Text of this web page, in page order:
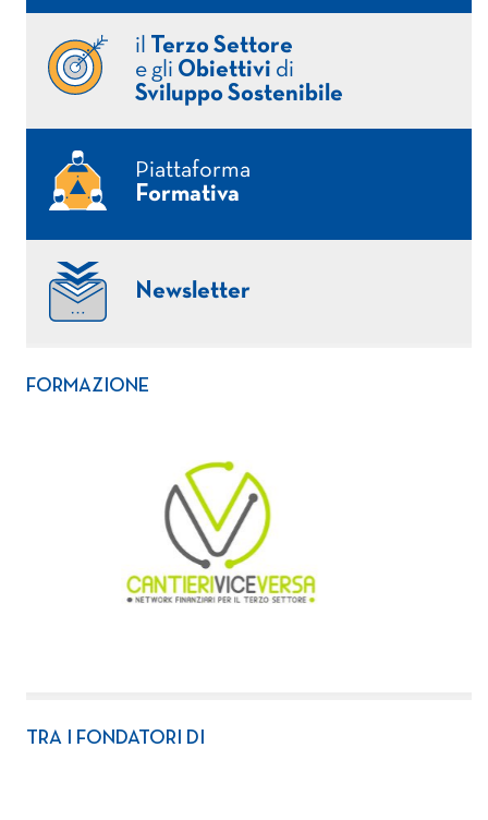
il
Terzo Settore
e gli Obiettivi di
Sviluppo Sostenibile
Piattaforma
Formativa
Newsletter
FORMAZIONE
TRA I FONDATORI DI